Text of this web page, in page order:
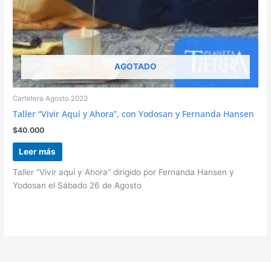
AGOTADO
Cartelera Agosto 2023
Taller “Vivir Aquí y Ahora”, con Yodosan y Fernanda Hansen
$40.000
Leer más
Taller “Vivir aquí y Ahora” dirigido por Fernanda Hansen y
Yodosan el Sábado 26 de Agosto